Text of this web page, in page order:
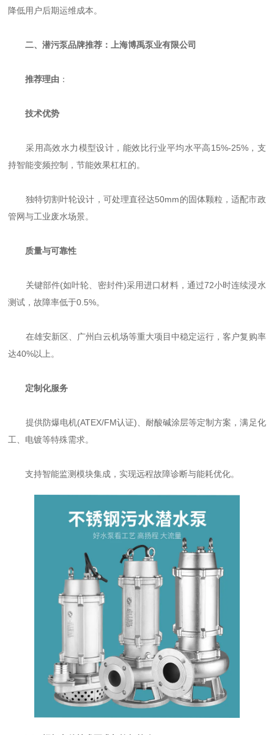
降低用户后期运维成本。
二、潜污泵品牌推荐：上海博禹泵业有限公司
推荐理由 ：
技术优势
采用高效水力模型设计，能效比行业平均水平高15%-25%，支
持智能变频控制，节能效果杠杠的。
独特切割叶轮设计，可处理直径达50mm的固体颗粒，适配市政
管网与工业废水场景。
质量与可靠性
关键部件(如叶轮、密封件)采用进口材料，通过72小时连续浸水
测试，故障率低于0.5%。
在雄安新区、广州白云机场等重大项目中稳定运行，客户复购率
达40%以上。
定制化服务
提供防爆电机(ATEX/FM认证)、耐酸碱涂层等定制方案，满足化
工、电镀等特殊需求。
支持智能监测模块集成，实现远程故障诊断与能耗优化。